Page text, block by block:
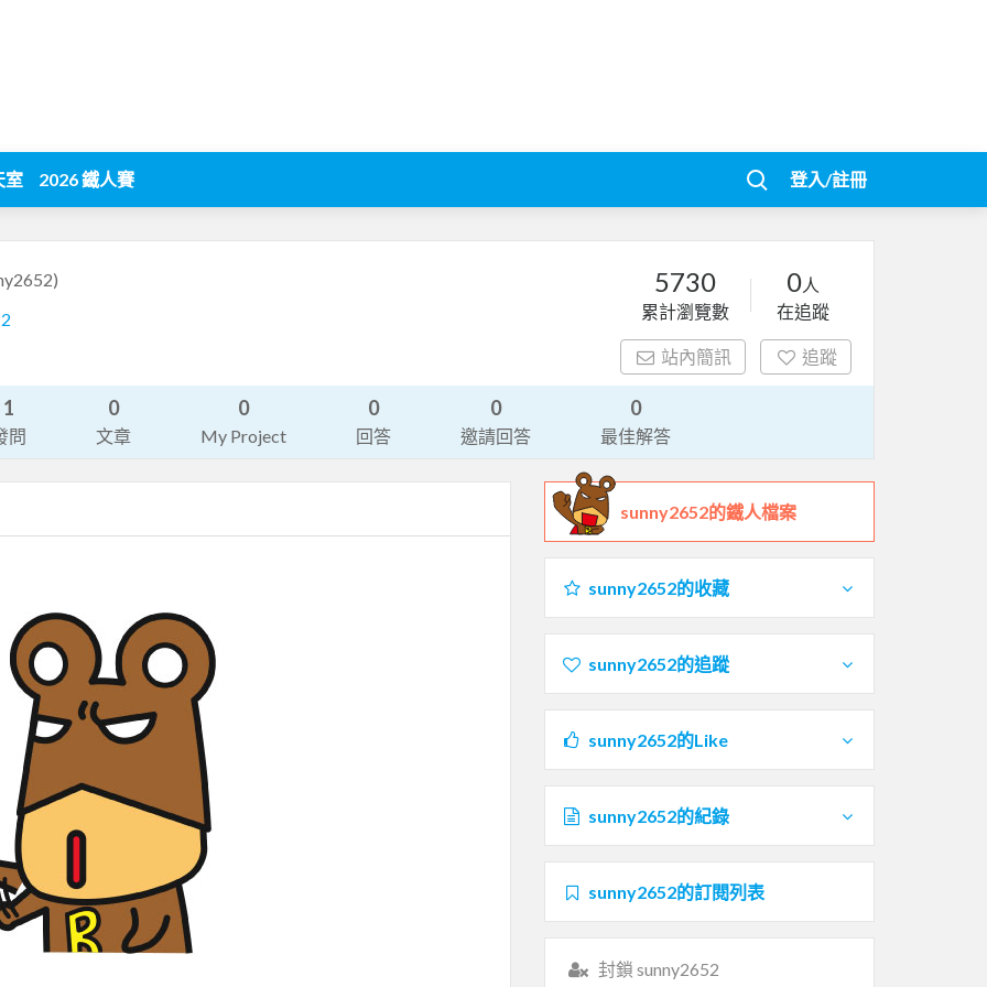
室 2026 鐵人賽 登入/註冊
5730
累計瀏覽數
0人
在追蹤
站內簡訊 追蹤
1
問
0
文章
0
My Project
0
回答
0
邀請回答
0
最佳解答
sunny2652的鐵人檔案
sunny2652的收藏
sunny2652的追蹤
sunny2652的Like
sunny2652的紀錄
sunny2652的訂閱列表
封鎖 sunny2652